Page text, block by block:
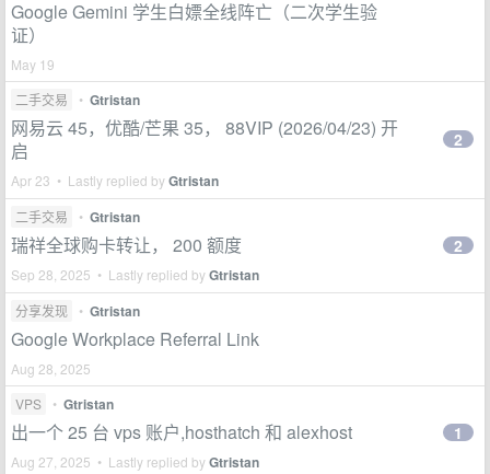
Google Gemini 学生白嫖全线阵亡（二次学生验
证）
May 19
二手交易
• Gtristan
网易云 45，优酷/芒果 35， 88VIP (2026/04/23) 开
启
Apr 23 • Lastly replied byGtristan
2
二手交易 • Gtristan
瑞祥全球购卡转让， 200 额度
Sep 28, 2025 • Lastly replied byGtristan
2
分享发现 • Gtristan
Google Workplace Referral Link
Aug 28, 2025
VPS
• Gtristan
出一个 25 台 vps 账户,hosthatch 和 alexhost
Aug 27, 2025 • Lastly replied byGtristan
1